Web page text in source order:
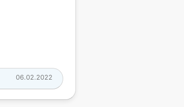
06.02.2022